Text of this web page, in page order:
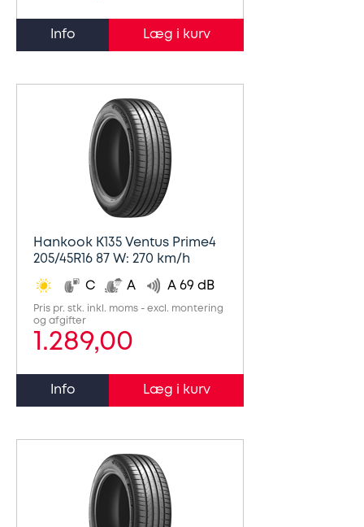
Info
Hankook K135 Ventus Prime4
205/45R16 87 W: 270 km/h
C A A 69 dB
Pris pr. stk. inkl. moms - excl. montering
og afgifter
1.289,00
Info